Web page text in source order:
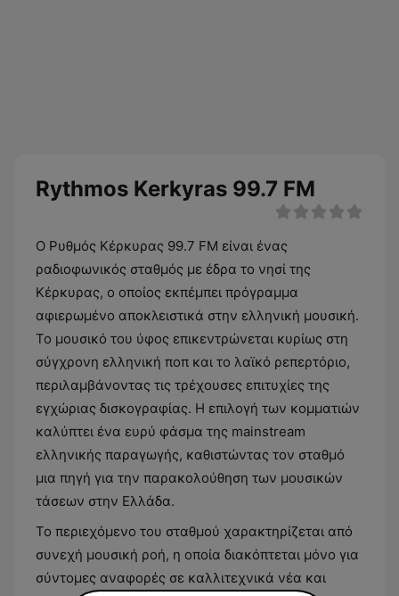
Rythmos Kerkyras 99.7 FM
Ο Ρυθμός Κέρκυρας 99.7 FM είναι ένας
ραδιοφωνικός σταθμός με έδρα το νησί της
Κέρκυρας, ο οποίος εκπέμπει πρόγραμμα
αφιερωμένο αποκλειστικά στην ελληνική μουσική.
Το μουσικό του ύφος επικεντρώνεται κυρίως στη
σύγχρονη ελληνική ποπ και το λαϊκό ρεπερτόριο,
περιλαμβάνοντας τις τρέχουσες επιτυχίες της
εγχώριας δισκογραφίας. Η επιλογή των κομματιών
καλύπτει ένα ευρύ φάσμα της mainstream
ελληνικής παραγωγής, καθιστώντας τον σταθμό
μια πηγή για την παρακολούθηση των μουσικών
τάσεων στην Ελλάδα.
Το περιεχόμενο του σταθμού χαρακτηρίζεται από
συνεχή μουσική ροή, η οποία διακόπτεται μόνο για
σύντομες αναφορές σε καλλιτεχνικά νέα και